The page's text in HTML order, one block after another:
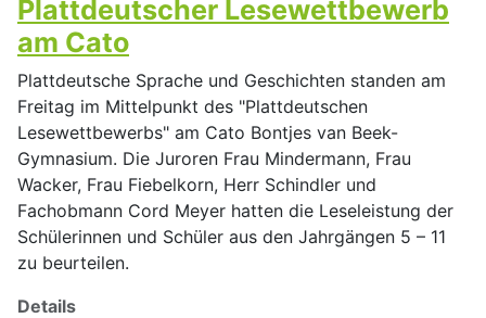
Plattdeutscher Lesewettbewerb
am Cato
Plattdeutsche Sprache und Geschichten standen am
Freitag im Mittelpunkt des "Plattdeutschen
Lesewettbewerbs" am Cato Bontjes van Beek-
Gymnasium. Die Juroren Frau Mindermann, Frau
Wacker, Frau Fiebelkorn, Herr Schindler und
Fachobmann Cord Meyer hatten die Leseleistung der
Schülerinnen und Schüler aus den Jahrgängen 5 – 11
zu beurteilen.
Details